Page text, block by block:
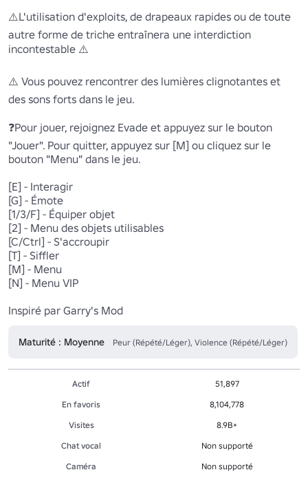
⚠️L'utilisation d'exploits, de drapeaux rapides ou de toute
autre forme de triche entraînera une interdiction
incontestable ⚠️
⚠️ Vous pouvez rencontrer des lumières clignotantes et
des sons forts dans le jeu.
❓Pour jouer, rejoignez Evade et appuyez sur le bouton
"Jouer". Pour quitter, appuyez sur [M] ou cliquez sur le
bouton "Menu" dans le jeu.
[E] - Interagir
[G] - Émote
[1/3/F] - Équiper objet
[2] - Menu des objets utilisables
[C/Ctrl] - S'accroupir
[T] - Siffler
[M] - Menu
[N] - Menu VIP
Inspiré par Garry's Mod
Maturité : Moyenne Peur (Répété/Léger), Violence (Répété/Léger)
Actif
51,897
En favoris
8,104,778
Visites
8.9B+
Chat vocal
Non supporté
Caméra
Non supporté